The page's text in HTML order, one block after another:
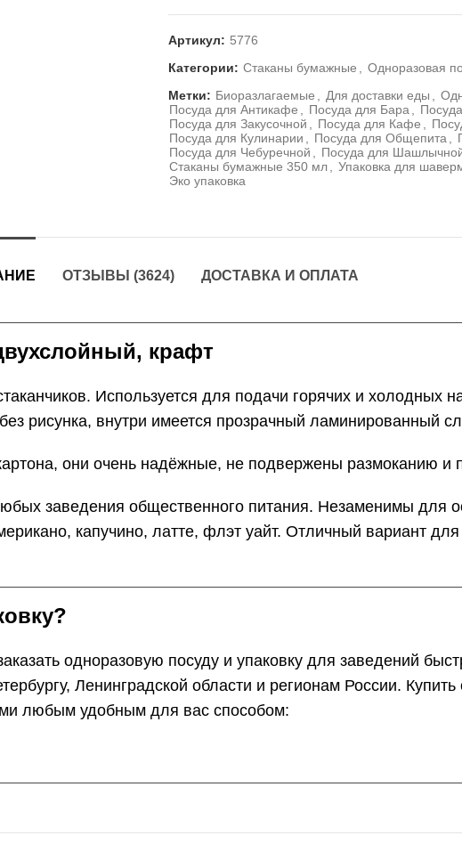
Артикул: 5776
Категории: Стаканы бумажные Одноразовая
Метки: Биоразлагаемые Для доставки еды
Посуда для Антикафе
Посуда для Бара
Посуда для Закусочной
Посуда для Кафе
Посуда для Кулинарии
Посуда для Общепита
Посуда для Чебуречной
Посуда для
Стаканы бумажные 350 мл
Упаковка для
Эко упаковка
ОТЗЫВЫ (3624) ДОСТАВКА И ОПЛАТА
крафт
Используется для подачи горячих и холодных
рисунка, внутри имеется прозрачный ламинированный
они очень надёжные, не подвержены размоканию и
заведения общественного питания. Незаменимы для
капучино, латте, флэт уайт. Отличный вариант
одноразовую посуду и упаковку для заведений
Ленинградской области и регионам России.
любым удобным для вас способом: